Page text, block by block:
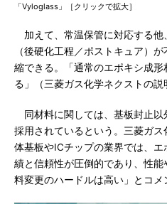
「Vyloglass」［クリックで拡大］
加えて、常温保管に対応する他
（後硬化工程／ポストキュア）
縮できる。「通常のエポキシ成
る」（三菱ガス化学ネクストの説
同材料に関しては、基板封止以
採用されているという。三菱ガ
体基板やICチップの業界では、
績と信頼性が圧倒的であり、性
料変更のハードルは高い」とコメ